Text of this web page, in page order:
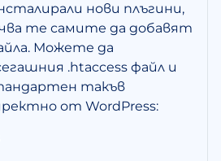
нови плъгини,
те самите да добавят
Можете да
.htaccess файл и
такъв
от WordPress: